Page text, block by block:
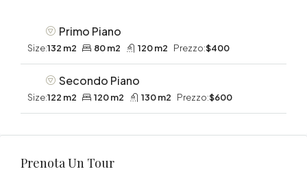
Primo Piano
Size:132 m2 80 m2 120 m2 Prezzo:$400
Secondo Piano
Size:122 m2 120 m2 130 m2 Prezzo:$600
Prenota Un Tour